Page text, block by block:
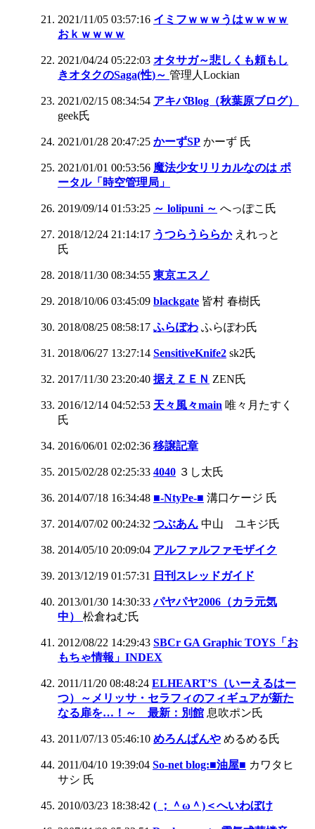
2021/11/05 03:57:16 イミフｗｗｗうはｗｗｗｗ
おｋｗｗｗｗ
2021/04/24 05:22:03 オタサガ～悲しくも頼もし
きオタクのSaga(性)～ 管理人Lockian
2021/02/15 08:34:54 アキバBlog（秋葉原ブログ）
geek氏
2021/01/28 20:47:25 かーずSP かーず 氏
2021/01/01 00:53:56 魔法少女リリカルなのは ポ
ータル「時空管理局」
2019/09/14 01:53:25 ～ lolipuni ～ へっぽこ氏
2018/12/24 21:14:17 うつらうららか えれっと
氏
2018/11/30 08:34:55 東京エスノ
2018/10/06 03:45:09 blackgate 皆村 春樹氏
2018/08/25 08:58:17 ふらぽわ ふらぽわ氏
2018/06/27 13:27:14 SensitiveKnife2 sk2氏
2017/11/30 23:20:40 据えＺＥＮ ZEN氏
2016/12/14 04:52:53 天々風々main 唯々月たすく
氏
2016/06/01 02:02:36 移譲記章
2015/02/28 02:25:33 4040 ３し太氏
2014/07/18 16:34:48 ■-NtyPe-■ 溝口ケージ 氏
2014/07/02 00:24:32 つぶあん 中山 ユキジ氏
2014/05/10 20:09:04 アルファルファモザイク
2013/12/19 01:57:31 日刊スレッドガイド
2013/01/30 14:30:33 パヤパヤ2006（カラ元気
中） 松倉ねむ氏
2012/08/22 14:29:43 SBCr GA Graphic TOYS「お
もちゃ情報」INDEX
2011/11/20 08:48:24 ELHEART’S（いーえるはー
つ）～メリッサ・セラフィのフィギュアが新た
なる扉を…！～ 最新：別館 息吹ポン氏
2011/07/13 05:46:10 めろんぱんや めるめる氏
2011/04/10 19:39:04 So-net blog:■油屋■ カワタヒ
サシ 氏
2010/03/23 18:38:42 ( ；＾ω＾)＜へいわぼけ